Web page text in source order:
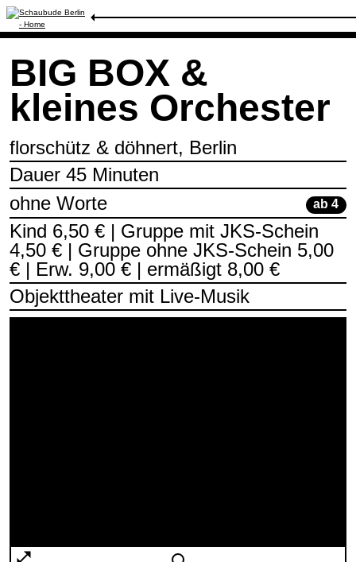
Spielplan/ BIG BOX & kleines Orchester
BIG BOX &
kleines Orchester
florschütz & döhnert, Berlin
Dauer 45 Minuten
ohne Worte
ab 4
Kind 6,50 € | Gruppe mit JKS-Schein
4,50 € | Gruppe ohne JKS-Schein 5,00
€ | Erw. 9,00 € | ermäßigt 8,00 €
Objekttheater mit Live-Musik